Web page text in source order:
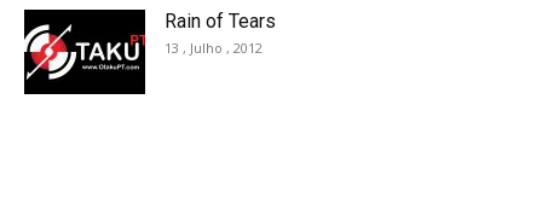
Rain of Tears
13 , Julho , 2012